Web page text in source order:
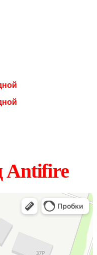
Antifire